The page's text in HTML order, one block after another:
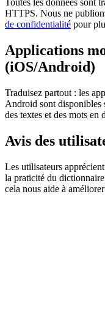
Toutes les données sont
HTTPS. Nous ne
de confidentialité pour
Applications
(iOS/Android)
Traduisez partout : les
Android sont disponibles
des textes et des mots en
Avis des
Les utilisateurs
la praticité du
cela nous aide à